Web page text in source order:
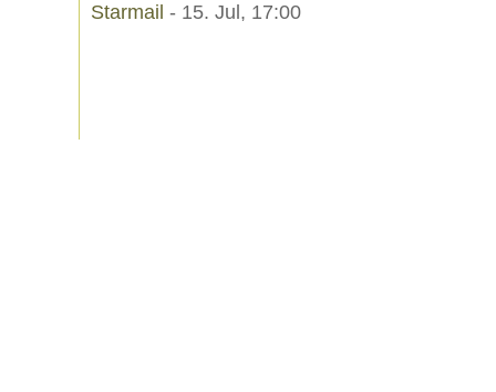
Starmail - 15. Jul, 17:00